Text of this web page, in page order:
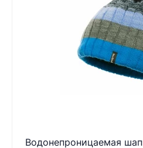
Водонепроницаемая